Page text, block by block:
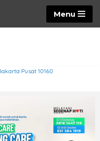
Menu
Pusat 10160